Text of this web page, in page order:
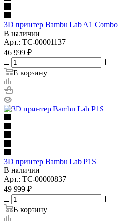
3D принтер Bambu Lab A1 Combo
В наличии
Арт.: TC-00001137
46 999 ₽
В корзину
3D принтер Bambu Lab P1S
В наличии
Арт.: TC-00000837
49 999 ₽
В корзину